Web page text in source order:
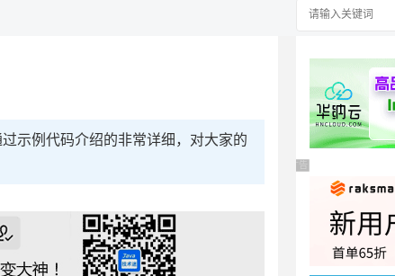
示例代码介绍的非常详细，对大家的
广告 商业广告，理性选择